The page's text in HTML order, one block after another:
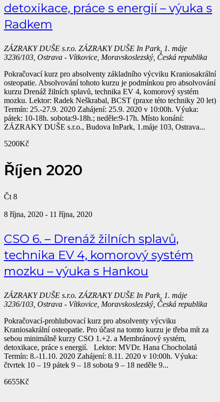
detoxikace, práce s energií – výuka s
Radkem
ZÁZRAKY DUŠE s.r.o. ZÁZRAKY DUŠE In Park, 1. máje
3236/103, Ostrava - Vítkovice, Moravskoslezský, Česká republika
Pokračovací kurz pro absolventy základního výcviku Kraniosakrální
osteopatie. Absolvování tohoto kurzu je podmínkou pro absolvování
kurzu Drenáž žilních splavů, technika EV 4, komorový systém
mozku. Lektor: Radek Neškrabal, BCST (praxe této techniky 20 let)
Termín: 25.-27.9. 2020 Zahájení: 25.9. 2020 v 10:00h. Výuka:
pátek: 10-18h. sobota:9-18h.; neděle:9-17h. Místo konání:
ZÁZRAKY DUŠE s.r.o., Budova InPark, 1.máje 103, Ostrava...
5200Kč
Říjen 2020
Čt8
8 října, 2020 - 11 října, 2020
CSO 6. – Drenáž žilních splavů,
technika EV 4, komorový systém
mozku – výuka s Hankou
ZÁZRAKY DUŠE s.r.o. ZÁZRAKY DUŠE In Park, 1. máje
3236/103, Ostrava - Vítkovice, Moravskoslezský, Česká republika
Pokračovací-prohlubovací kurz pro absolventy výcviku
Kraniosakrální osteopatie. Pro účast na tomto kurzu je třeba mít za
sebou minimálně kurzy CSO 1.+2. a Membránový systém,
detoxikace, práce s energií. Lektor: MVDr. Hana Chocholatá
Termín: 8.-11.10. 2020 Zahájení: 8.11. 2020 v 10:00h. Výuka:
čtvrtek 10 – 19 pátek 9 – 18 sobota 9 – 18 neděle 9...
6655Kč